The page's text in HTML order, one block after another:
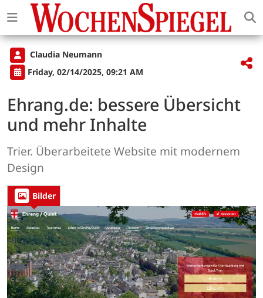
Claudia Neumann
Friday, 02/14/2025, 09:21 AM
Ehrang.de: bessere Übersicht
und mehr Inhalte
Trier. Überarbeitete Website mit modernem
Design
Bilder